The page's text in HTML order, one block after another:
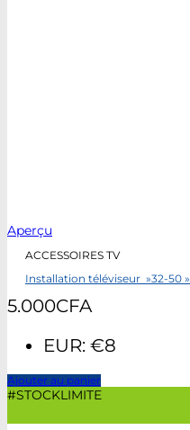
Aperçu
ACCESSOIRES TV
Installation téléviseur »32-50 »
5.000CFA
EUR: €8
Ajouter au panier
#STOCKLIMITE